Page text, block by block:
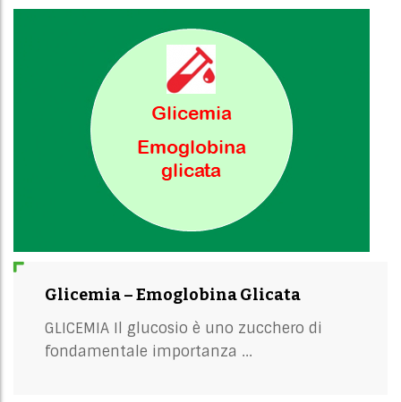
Glicemia – Emoglobina Glicata
GLICEMIA Il glucosio è uno zucchero di
fondamentale importanza ...